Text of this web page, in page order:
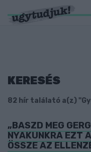
KERESÉS
82 hír találató a(z)
„BASZD MEG
NYAKUNKRA EZT
ÖSSZE AZ